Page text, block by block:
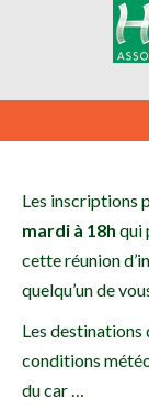
Les inscriptions
mardi à 18h qui
cette réunion
quelqu’un de
Les destinations
conditions
du car …